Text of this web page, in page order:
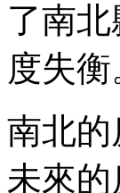
了南
度失衡
南北
未來